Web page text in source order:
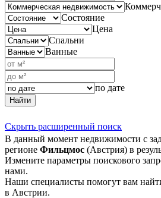
Состояние
Цена
Спальни
Ванные
по дате
Найти
Скрыть расширенный поиск
В данный момент недвижимости с
регионе Фильцмос (Австрия) в
Измените параметры поискового
нами.
Наши специалисты помогут вам
в Австрии.